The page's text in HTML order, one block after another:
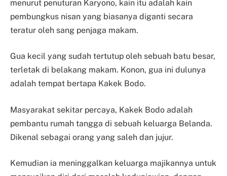
menurut penuturan Karyono, kain itu adalah kain
pembungkus nisan yang biasanya diganti secara
teratur oleh sang penjaga makam.
Gua kecil yang sudah tertutup oleh sebuah batu besar,
terletak di belakang makam. Konon, gua ini dulunya
adalah tempat bertapa Kakek Bodo.
Masyarakat sekitar percaya, Kakek Bodo adalah
pembantu rumah tangga di sebuah keluarga Belanda.
Dikenal sebagai orang yang saleh dan jujur.
Kemudian ia meninggalkan keluarga majikannya untuk